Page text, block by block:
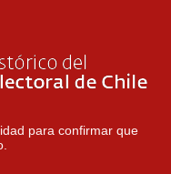
para confirmar que